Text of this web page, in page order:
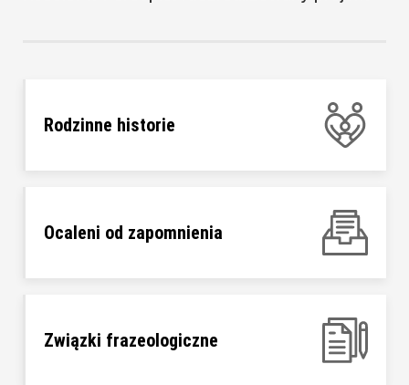
Rodzinne historie
Ocaleni od zapomnienia
Związki frazeologiczne